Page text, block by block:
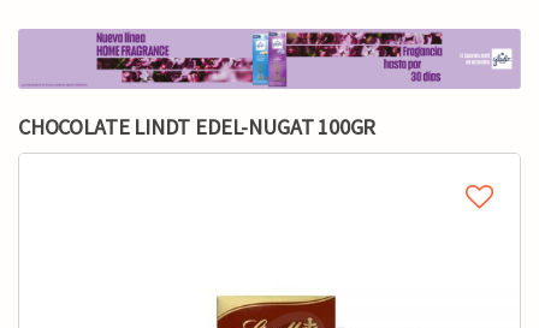
o
CHOCOLATE LINDT EDEL-NUGAT 100GR